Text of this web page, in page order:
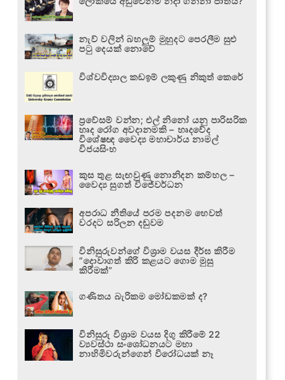
නැව් වලින් බහලුම් මුහුදට පෙරලීම සුළු
පටු දෙයක් නොවේ
විශ්වවිද්‍යාල කඩඉම් ලකුණු නිකුත් කෙරේ
ප්‍රවේසම් වන්න; එල් නිනෝ යනු පාරිසරික
හෘද රෝග අවදානමකි – හෘදවේද
විශේෂඥ වෛද්‍ය මහාචාර්ය නාමල්
විජයසිංහ
කුස තුළ සැඟවුණු නොනිදන කම්හල –
වෛද්‍ය සුගත් විජේවර්ධන
අපරාධ නීතියේ පරම පදනම හෙවත්
වරදට සරිලන දඬුවම
විනිසුරුවන්ගේ විශ්‍රාම වයස දීර්ඝ කිරීම
“දොවාගත් කිරි කළයට ගොම මුසු
කිරීමක්”
ගණිතය බැරිකම මෝඩකමක් ද?
විනිසුරු විශ්‍රාම වයස දිගු කිරීමේ 22
ව්‍යවස්ථා සංශෝධනයට මහා
නාහිමිවරුන්ගෙන් විරෝධයක් නෑ